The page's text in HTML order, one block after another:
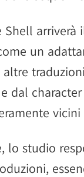
Shell arriverà
un
dal
lo studio